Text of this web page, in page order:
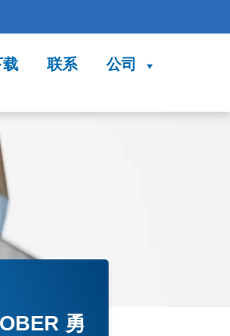
载 联系 公司
勇